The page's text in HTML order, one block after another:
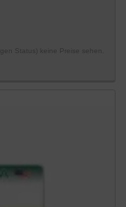
Status) keine Preise sehen.